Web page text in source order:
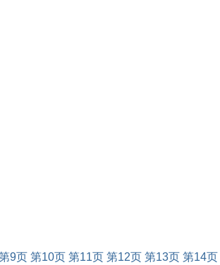
9页 第10页 第11页 第12页 第13页 第14页